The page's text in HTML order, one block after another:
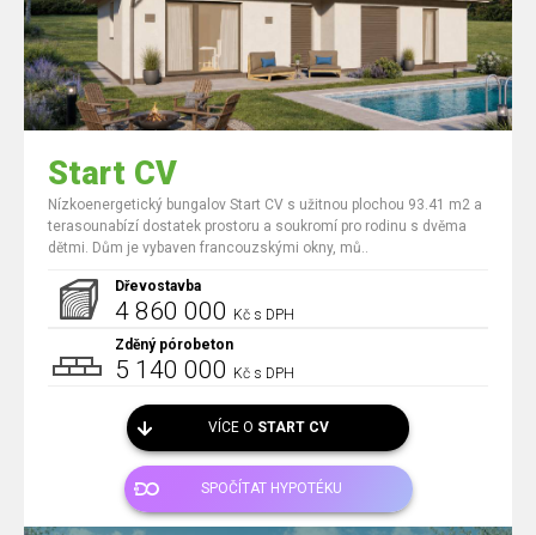
Start CV
Nízkoenergetický bungalov Start CV s užitnou plochou 93.41 m2 a
terasounabízí dostatek prostoru a soukromí pro rodinu s dvěma
dětmi. Dům je vybaven francouzskými okny, mů..
Dřevostavba
4 860 000 Kč s DPH
Zděný pórobeton
5 140 000 Kč s DPH
VÍCE O START CV
SPOČÍTAT HYPOTÉKU